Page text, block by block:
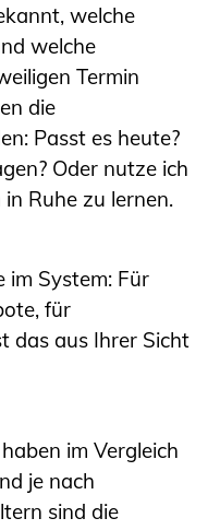
welche
welche
Termin
die
Passt es heute?
Oder nutze ich
Ruhe zu lernen.
im System: Für
für
das aus Ihrer Sicht
im Vergleich
je nach
sind die